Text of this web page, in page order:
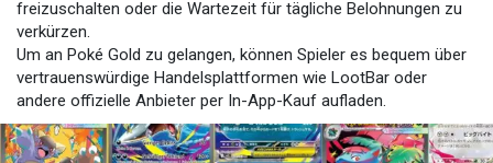
freizuschalten oder die Wartezeit für tägliche Belohnungen zu
verkürzen.
Um an Poké Gold zu gelangen, können Spieler es bequem über
vertrauenswürdige Handelsplattformen wie LootBar oder
andere offizielle Anbieter per In-App-Kauf aufladen.